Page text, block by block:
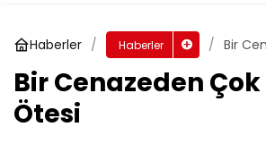
Haberler Haberler
Bir
Bir Cenazeden
Ötesi